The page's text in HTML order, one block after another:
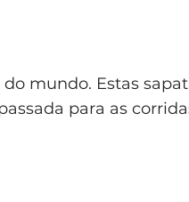
mundo. Estas
para as